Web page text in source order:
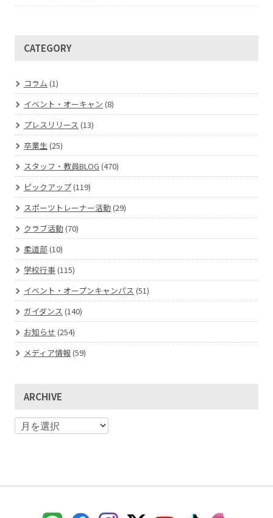
CATEGORY
コラム (1)
イベント・オーキャン (8)
プレスリリース (13)
卒業生(25)
スタッフ・教員BLOG (470)
ピックアップ(119)
スポーツトレーナー活動(29)
クラブ活動(70)
柔道部 (10)
学校行事(115)
イベント・オープンキャンパス (51)
ガイダンス (140)
お知らせ (254)
メディア情報(59)
ARCHIVE